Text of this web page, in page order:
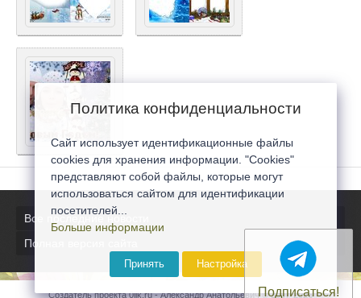
Все последние новости
Полная версия сайта
Создатель проекта 0lik.ru - Александр Анатольевич © 2007-2026
Подписаться!
Политика конфиденциальности
Сайт использует идентификационные файлы
cookies для хранения информации. "Cookies"
представляют собой файлы, которые могут
использоваться сайтом для идентификации
посетителей...
Больше информации
Принять Настройка